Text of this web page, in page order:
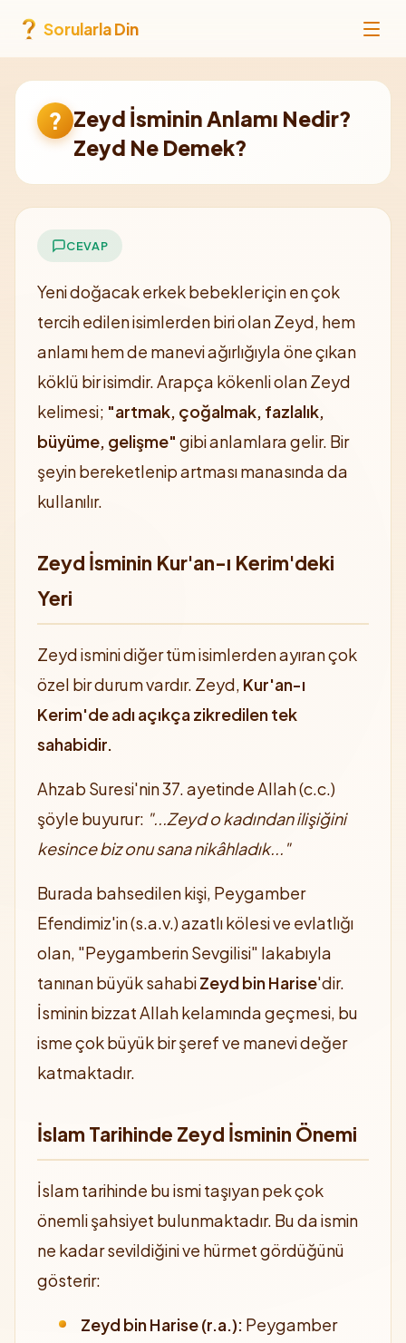
Sorularla Din
? Zeyd İsminin Anlamı Nedir?
Zeyd Ne Demek?
CEVAP
Yeni doğacak erkek bebekler için en çok
tercih edilen isimlerden biri olan Zeyd, hem
anlamı hem de manevi ağırlığıyla öne çıkan
köklü bir isimdir. Arapça kökenli olan Zeyd
kelimesi; "artmak, çoğalmak, fazlalık,
büyüme, gelişme" gibi anlamlara gelir. Bir
şeyin bereketlenip artması manasında da
kullanılır.
Zeyd İsminin Kur'an-ı Kerim'deki
Yeri
Zeyd ismini diğer tüm isimlerden ayıran çok
özel bir durum vardır. Zeyd, Kur'an-ı
Kerim'de adı açıkça zikredilen tek
sahabidir.
Ahzab Suresi'nin 37. ayetinde Allah (c.c.)
şöyle buyurur: "...Zeyd o kadından ilişiğini
kesince biz onu sana nikâhladık..."
Burada bahsedilen kişi, Peygamber
Efendimiz'in (s.a.v.) azatlı kölesi ve evlatlığı
olan, "Peygamberin Sevgilisi" lakabıyla
tanınan büyük sahabiZeyd bin Harise'dir.
İsminin bizzat Allah kelamında geçmesi, bu
isme çok büyük bir şeref ve manevi değer
katmaktadır.
İslam Tarihinde Zeyd İsminin Önemi
İslam tarihinde bu ismi taşıyan pek çok
önemli şahsiyet bulunmaktadır. Bu da ismin
ne kadar sevildiğini ve hürmet gördüğünü
gösterir:
Zeyd bin Harise (r.a.): Peygamber